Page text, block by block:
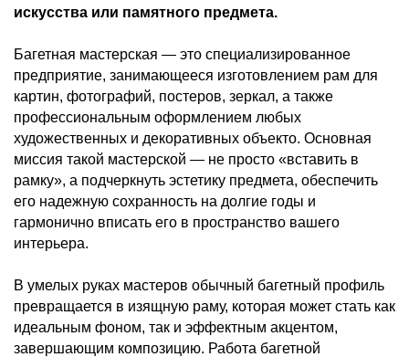
искусства или памятного предмета.
Багетная мастерская — это специализированное
предприятие, занимающееся изготовлением рам для
картин, фотографий, постеров, зеркал, а также
профессиональным оформлением любых
художественных и декоративных объекто. Основная
миссия такой мастерской — не просто «вставить в
рамку», а подчеркнуть эстетику предмета, обеспечить
его надежную сохранность на долгие годы и
гармонично вписать его в пространство вашего
интерьера.
В умелых руках мастеров обычный багетный профиль
превращается в изящную раму, которая может стать как
идеальным фоном, так и эффектным акцентом,
завершающим композицию. Работа багетной